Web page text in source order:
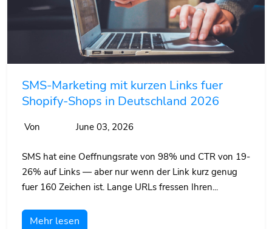
SMS-Marketing mit kurzen Links fuer
Shopify-Shops in Deutschland 2026
Von June 03, 2026
SMS hat eine Oeffnungsrate von 98% und CTR von 19-
26% auf Links — aber nur wenn der Link kurz genug
fuer 160 Zeichen ist. Lange URLs fressen Ihren...
Mehr lesen